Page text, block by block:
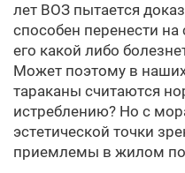
лет ВОЗ пытается
способен перенести
его какой либо
Может поэтому в
тараканы считаются
истреблению? Но с
эстетической точки
приемлемы в жилом